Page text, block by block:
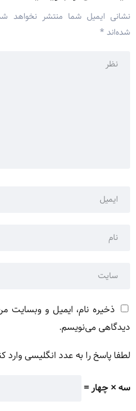
نشانی ایمیل شما منتشر نخواهد
شده‌اند *
ذخیره نام، ایمیل و وبسایت
دیدگاهی می‌نویسم.
لطفا پاسخ را به عدد انگلیسی وارد
سه × چهار =